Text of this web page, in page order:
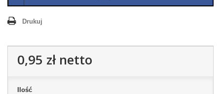
Drukuj
0,95 złnetto
Ilość